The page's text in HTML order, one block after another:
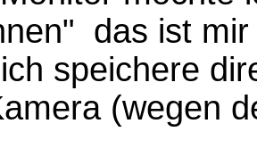
das ist
speichere
(wegen